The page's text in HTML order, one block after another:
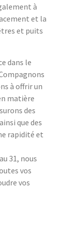
à
et la
et puits
dans le
à offrir un
matière
des
que des
rapidité et
31, nous
vos
vos